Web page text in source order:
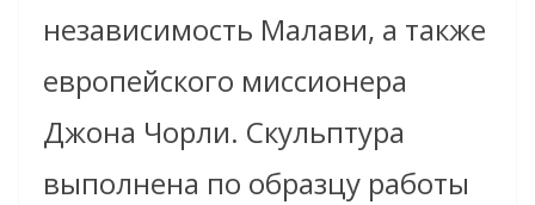
независимость Малави, а также
европейского миссионера
Джона Чорли. Скульптура
выполнена по образцу работы